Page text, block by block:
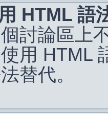
HTML 語
討論區上
用 HTML
替代。